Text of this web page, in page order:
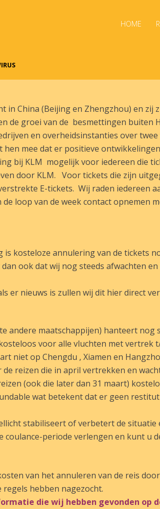
HOME
in China (Beijing en Zhengzhou) en
de groei van de besmettingen buiten
en overheidsinstanties over
mee dat er positieve
bij KLM mogelijk voor iedereen die
door KLM. Voor tickets die zijn
E-tickets. Wij raden iedereen
loop van de week contact opnemen
is kosteloze annulering van de tickets
ook dat wij nog steeds afwachten
er nieuws is zullen wij dit hier direct
andere maatschappijen) hanteert
voor alle vluchten met vertrek
niet op Chengdu , Xiamen en
reizen die in april vertrekken en
(ook die later dan 31 maart)
wat betekent dat er geen
stabiliseert of verbetert de situatie
periode verlengen en kunt u
van het annuleren van de reis
hebben nagezocht.
die wij hebben gevonden op